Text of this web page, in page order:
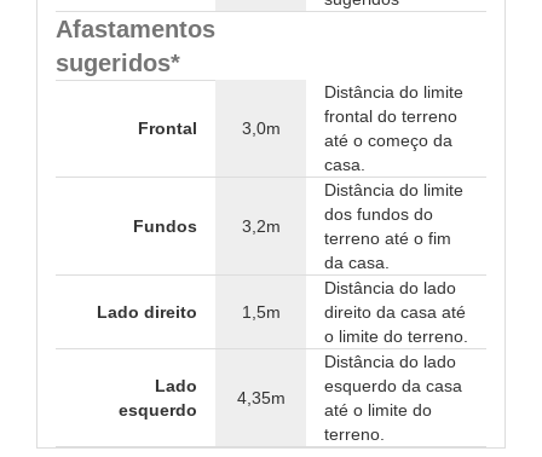
Afastamentos
sugeridos*
Frontal 3,0m
Distância do limite
frontal do terreno
até o começo da
casa.
Fundos 3,2m
Distância do limite
dos fundos do
terreno até o fim
da casa.
Lado direito 1,5m
Distância do lado
direito da casa até
o limite do terreno.
Lado
esquerdo
4,35m
Distância do lado
esquerdo da casa
até o limite do
terreno.